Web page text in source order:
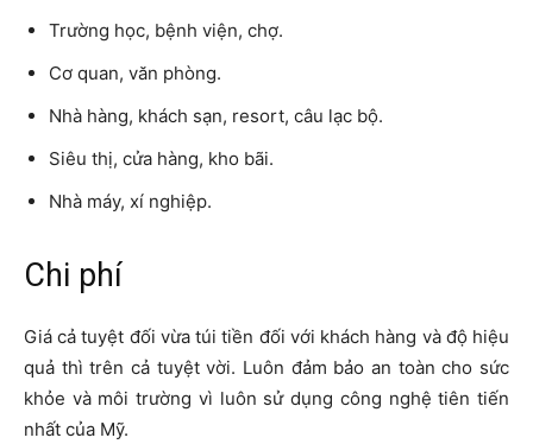
Trường học, bệnh viện, chợ.
Cơ quan, văn phòng.
Nhà hàng, khách sạn, resort, câu lạc bộ.
Siêu thị, cửa hàng, kho bãi.
Nhà máy, xí nghiệp.
Chi phí
Giá cả tuyệt đối vừa túi tiền đối với khách hàng và độ hiệu
quả thì trên cả tuyệt vời. Luôn đảm bảo an toàn cho sức
khỏe và môi trường vì luôn sử dụng công nghệ tiên tiến
nhất của Mỹ.